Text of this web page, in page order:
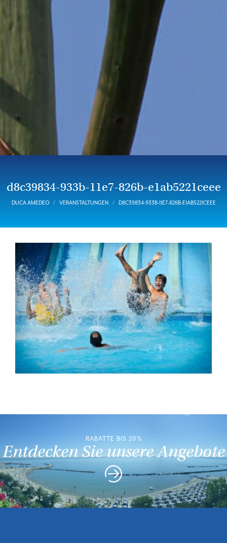
d8c39834-933b-11e7-826b-e1ab5221ceee
DUCA AMEDEO VERANSTALTUNGEN D8C39834-933B-11E7-826B-E1AB5221CEEE
RABATTE BIS 20%
Entdecken Sie unsere Angebote